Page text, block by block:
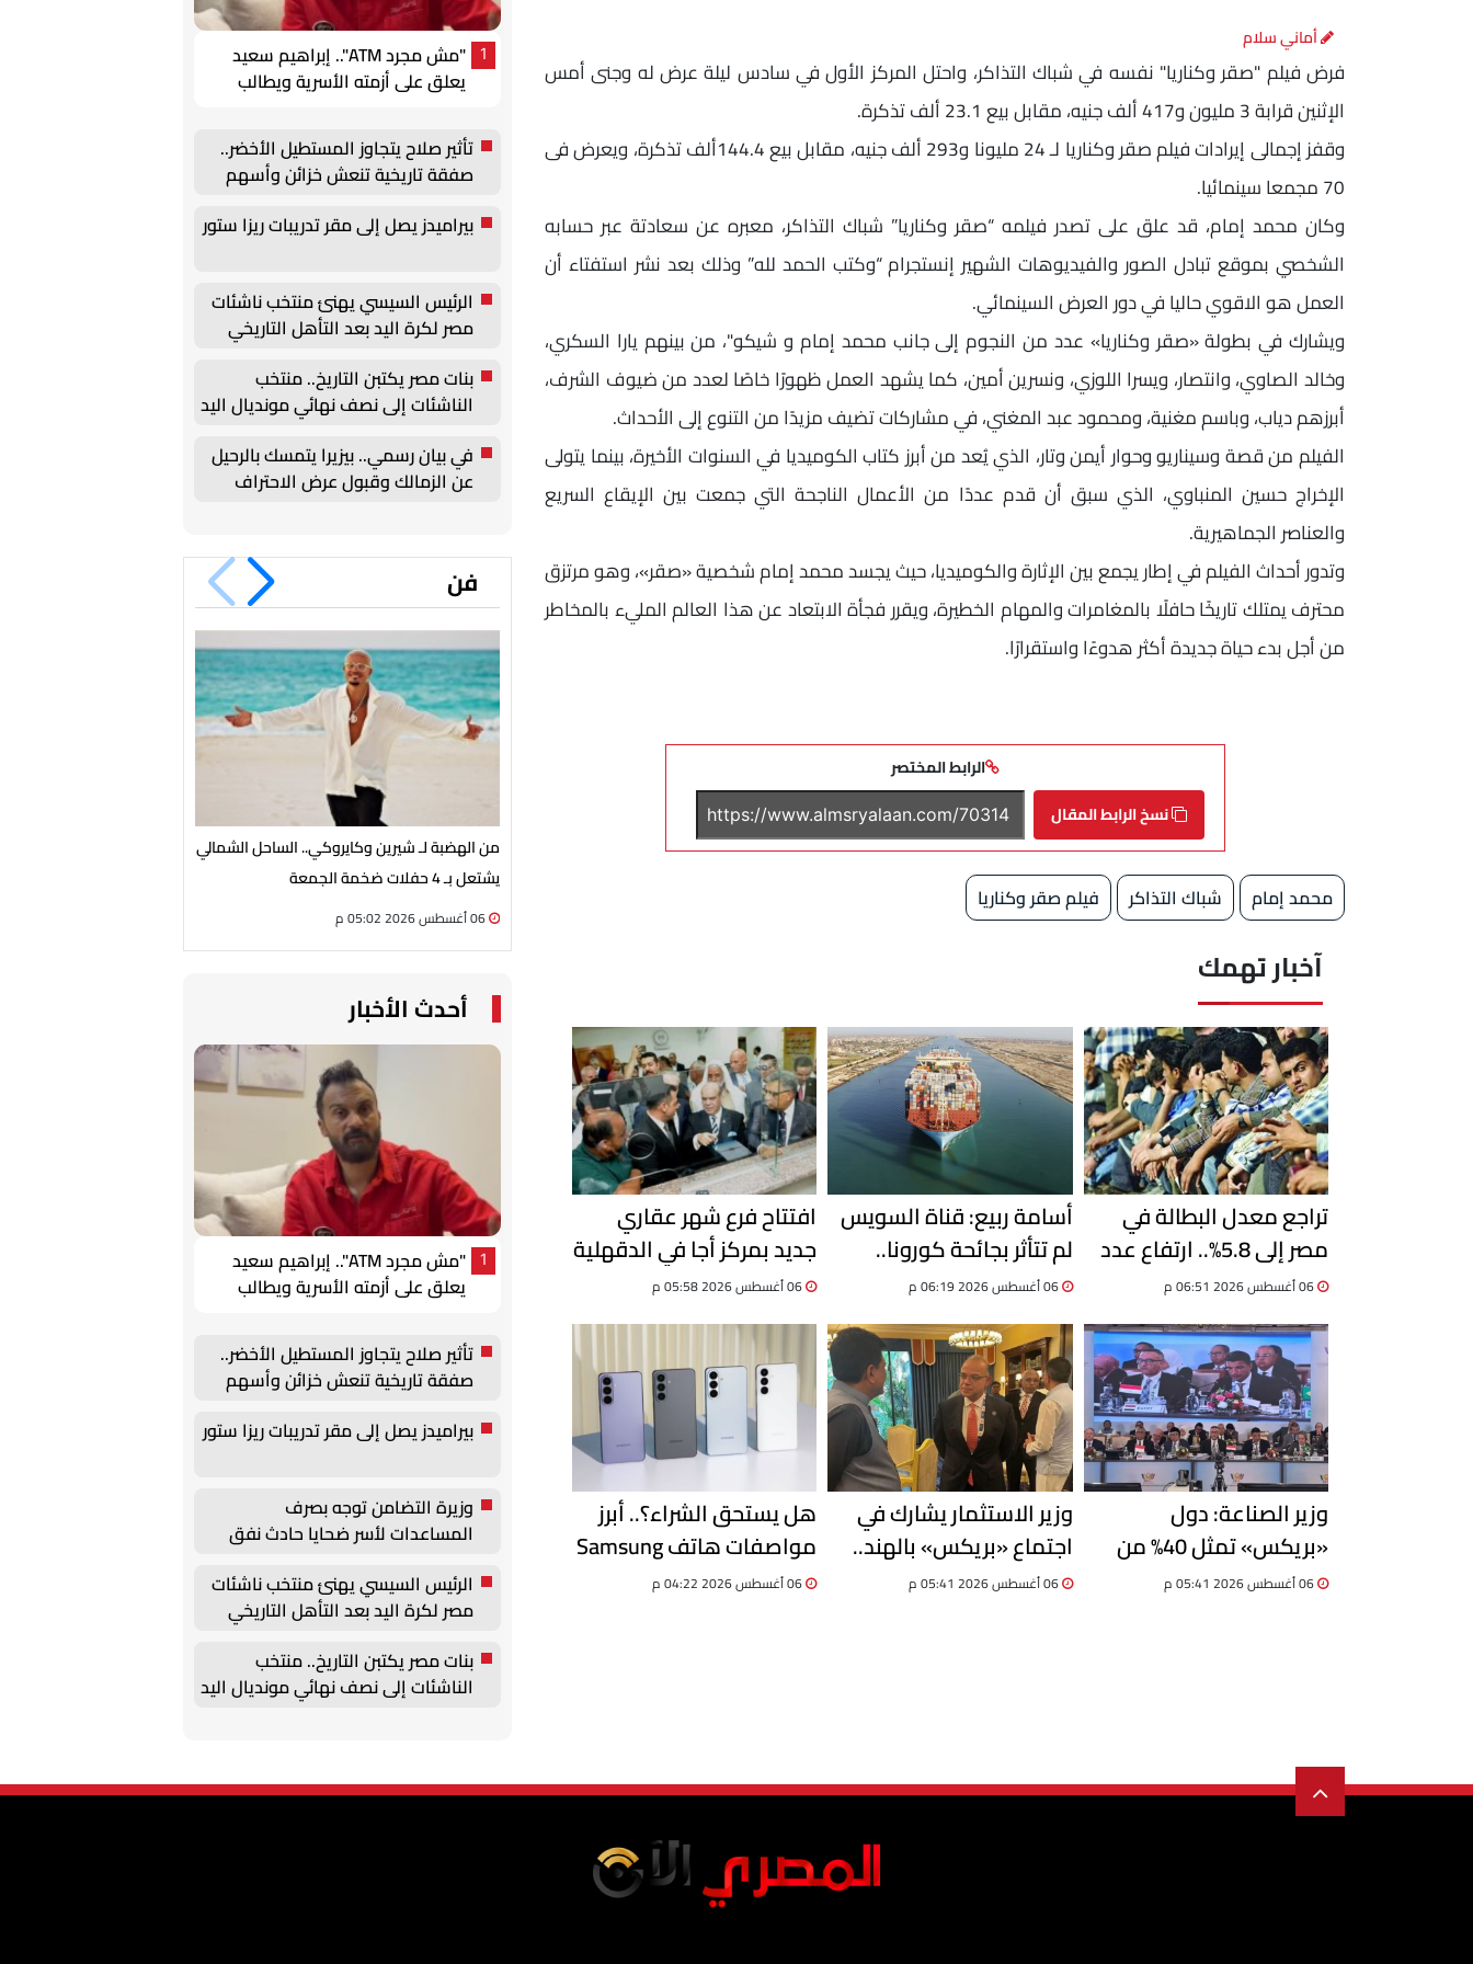
أماني سلام
فرض فيلم "صقر وكناريا" نفسه في شباك التذاكر، واحتل المركز الأول في سادس ليلة عرض له وجنى أمس
الإثنين قرابة 3 مليون و417 ألف جنيه، مقابل بيع 23.1 ألف تذكرة.
وقفز إجمالى إيرادات فيلم صقر وكناريا لـ 24 مليونا و293 ألف جنيه، مقابل بيع 144.4ألف تذكرة، ويعرض فى
70 مجمعا سينمائيا.
وكان محمد إمام، قد علق على تصدر فيلمه “صقر وكناريا” شباك التذاكر، معبره عن سعادتة عبر حسابه
الشخصي بموقع تبادل الصور والفيديوهات الشهير إنستجرام “وكتب الحمد لله” وذلك بعد نشر استفتاء أن
العمل هو الاقوي حاليا في دور العرض السينمائي.
ويشارك في بطولة «صقر وكناريا» عدد من النجوم إلى جانب محمد إمام و شيكو"، من بينهم يارا السكري،
وخالد الصاوي، وانتصار، ويسرا اللوزي، ونسرين أمين، كما يشهد العمل ظهورًا خاصًا لعدد من ضيوف الشرف،
أبرزهم دياب، وباسم مغنية، ومحمود عبد المغني، في مشاركات تضيف مزيدًا من التنوع إلى الأحداث.
الفيلم من قصة وسيناريو وحوار أيمن وتار، الذي يُعد من أبرز كتاب الكوميديا في السنوات الأخيرة، بينما يتولى
الإخراج حسين المنباوي، الذي سبق أن قدم عددًا من الأعمال الناجحة التي جمعت بين الإيقاع السريع
والعناصر الجماهيرية.
وتدور أحداث الفيلم في إطار يجمع بين الإثارة والكوميديا، حيث يجسد محمد إمام شخصية «صقر»، وهو مرتزق
محترف يمتلك تاريخًا حافلًا بالمغامرات والمهام الخطيرة، ويقرر فجأة الابتعاد عن هذا العالم المليء بالمخاطر
من أجل بدء حياة جديدة أكثر هدوءًا واستقرارًا.
الرابط المختصر
نسخ الرابط المقال
محمد إمام شباك التذاكر فيلم صقر وكناريا
آخبار تهمك
تراجع معدل البطالة في
مصر إلى 5.8%.. ارتفاع عدد
خلال الربع الثاني 2026
أسامة ربيع: قناة السويس
لم تتأثر بجائحة كورونا..
وحققنا نموًا 8% في حركة
السفن
06 أغسطس 2026 06:19 م
افتتاح فرع شهر عقاري
جديد بمركز أجا في الدقهلية
لتقديم خدمات التوثيق
الرقمية
06 أغسطس 2026 05:58 م
وزير الصناعة: دول
«بريكس» تمثل 40% من
الناتج العالمي.. ومصر تدعو
وزير الاستثمار يشارك في
اجتماع «بريكس» بالهند..
06 أغسطس 2026 05:41 م
هل يستحق الشراء؟.. أبرز
مواصفات هاتف Samsung
Galaxy F70 Pro الجديد
06 أغسطس 2026 04:22 م
1
"مش مجرد ATM".. إبراهيم سعيد
يعلق على أزمته الأسرية ويطالب
تأثير صلاح يتجاوز المستطيل الأخضر..
صفقة تاريخية تنعش خزائن وأسهم
بيراميدز يصل إلى مقر تدريبات ريزا ستور
الرئيس السيسي يهنئ منتخب ناشئات
مصر لكرة اليد بعد التأهل التاريخي
بنات مصر يكتبن التاريخ.. منتخب
الناشئات إلى نصف نهائي مونديال اليد
في بيان رسمي.. بيزيرا يتمسك بالرحيل
عن الزمالك وقبول عرض الاحتراف
فن
من الهضبة لـ شيرين وكايروكي.. الساحل الشمالي
يشتعل بـ 4 حفلات ضخمة الجمعة
أحدث الأخبار
1
"مش مجرد ATM".. إبراهيم سعيد
يعلق على أزمته الأسرية ويطالب
تأثير صلاح يتجاوز المستطيل الأخضر..
صفقة تاريخية تنعش خزائن وأسهم
بيراميدز يصل إلى مقر تدريبات ريزا ستور
وزيرة التضامن توجه بصرف
المساعدات لأسر ضحايا حادث نفق
الرئيس السيسي يهنئ منتخب ناشئات
مصر لكرة اليد بعد التأهل التاريخي
بنات مصر يكتبن التاريخ.. منتخب
الناشئات إلى نصف نهائي مونديال اليد